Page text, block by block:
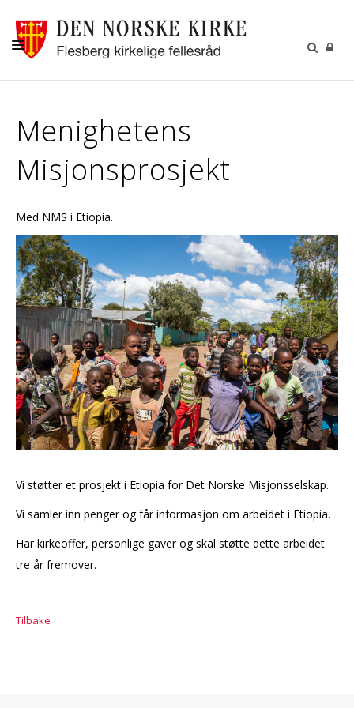
BARN OG UNGE
KIRKENE
MENIGHETSRÅD
KALENDER
KONTAKT
MISJON
Menighetens
Misjonsprosjekt
Med NMS i Etiopia.
Vi støtter et prosjekt i Etiopia for Det Norske Misjonsselskap.
Vi samler inn penger og får informasjon om arbeidet i Etiopia.
Har kirkeoffer, personlige gaver og skal støtte dette arbeidet
tre år fremover.
Tilbake